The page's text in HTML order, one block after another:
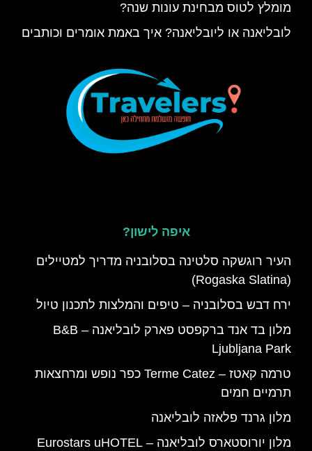
מומלץ לטוס מבחינת עונות שנה?
לובליאנה או ליובליאנה? איך באמת אומרים וכותבים
איפה לישון?
העיר רוגשקה סלטינה בסלובניה מדריך למטיילים
(Rogaska Slatina)
ירח דבש בסלובניה – טיפים והמלצות לתכנון טיול
מלון בד אנד ברקפסט פארק לובליאנה – B&B
Ljubljana Park
טרמה קאטז – Terme Catez כפר נופש ומרחצאות
תרמיים חמים
מלון גרנד פלאזה לובליאנה
מלון יורוסטארס לובליאנה – Eurostars uHOTEL